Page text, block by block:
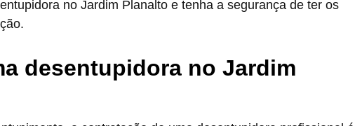
no Jardim Planalto e tenha a segurança de ter os
desentupidora no Jardim